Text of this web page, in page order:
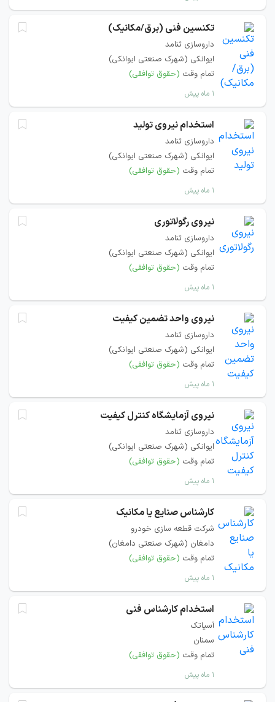
تکنسین فنی (برق/مکانیک)
داروسازی ثنامد
ایوانکی (شهرک صنعتی ایوانکی)
تمام وقت (حقوق توافقی)
۱ ماه پیش
استخدام نیروی تولید
داروسازی ثنامد
ایوانکی (شهرک صنعتی ایوانکی)
تمام وقت (حقوق توافقی)
۱ ماه پیش
نیروی رگولاتوری
داروسازی ثنامد
ایوانکی (شهرک صنعتی ایوانکی)
تمام وقت (حقوق توافقی)
۱ ماه پیش
نیروی واحد تضمین کیفیت
داروسازی ثنامد
ایوانکی (شهرک صنعتی ایوانکی)
تمام وقت (حقوق توافقی)
۱ ماه پیش
نیروی آزمایشگاه کنترل کیفیت
داروسازی ثنامد
ایوانکی (شهرک صنعتی ایوانکی)
تمام وقت (حقوق توافقی)
۱ ماه پیش
کارشناس صنایع یا مکانیک
شرکت قطعه سازی خودرو
دامغان (شهرک صنعتی دامغان)
تمام وقت (حقوق توافقی)
۱ ماه پیش
استخدام کارشناس فنی
آسیاتک
سمنان
تمام وقت (حقوق توافقی)
۱ ماه پیش